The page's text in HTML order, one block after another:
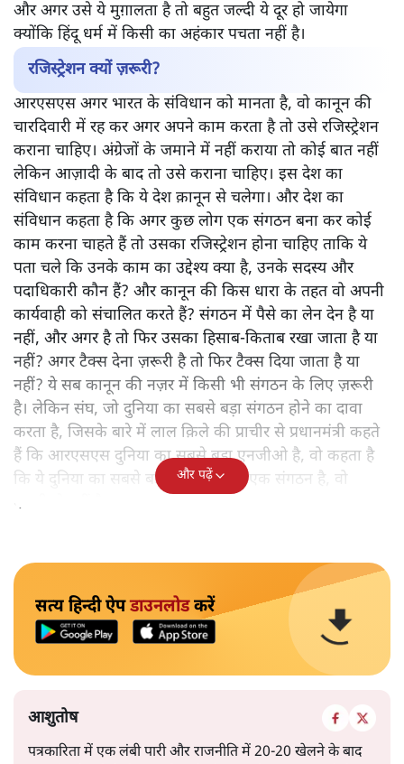
और अगर उसे ये मुग़ालता है तो बहुत जल्दी ये दूर हो जायेगा
क्योंकि हिंदू धर्म में किसी का अहंकार पचता नहीं है।
रजिस्ट्रेशन क्यों ज़रूरी?
आरएसएस अगर भारत के संविधान को मानता है, वो कानून की
चारदिवारी में रह कर अगर अपने काम करता है तो उसे रजिस्ट्रेशन
कराना चाहिए। अंग्रेजों के जमाने में नहीं कराया तो कोई बात नहीं
लेकिन आज़ादी के बाद तो उसे कराना चाहिए। इस देश का
संविधान कहता है कि ये देश क़ानून से चलेगा। और देश का
संविधान कहता है कि अगर कुछ लोग एक संगठन बना कर कोई
काम करना चाहते हैं तो उसका रजिस्ट्रेशन होना चाहिए ताकि ये
पता चले कि उनके काम का उद्देश्य क्या है, उनके सदस्य और
पदाधिकारी कौन हैं? और कानून की किस धारा के तहत वो अपनी
कार्यवाही को संचालित करते हैं? संगठन में पैसे का लेन देन है या
नहीं, और अगर है तो फिर उसका हिसाब-किताब रखा जाता है या
नहीं? अगर टैक्स देना ज़रूरी है तो फिर टैक्स दिया जाता है या
नहीं? ये सब कानून की नज़र में किसी भी संगठन के लिए ज़रूरी
है। लेकिन संघ, जो दुनिया का सबसे बड़ा संगठन होने का दावा
करता है, जिसके बारे में लाल क़िले की प्राचीर से प्रधानमंत्री कहते
हैं कि आरएसएस दुनिया का सबसे बड़ा एनजीओ है, वो कहता है
कि ये दुनिया का सबसे बड़ा झूठ है कि वो एक संगठन है, वो
एनजीओ नहीं है।
और पढ़ें
सत्य हिन्दी ऐपडाउनलोडकरें
आशुतोष
पत्रकारिता में एक लंबी पारी और राजनीति में 20-20 खेलने के बाद